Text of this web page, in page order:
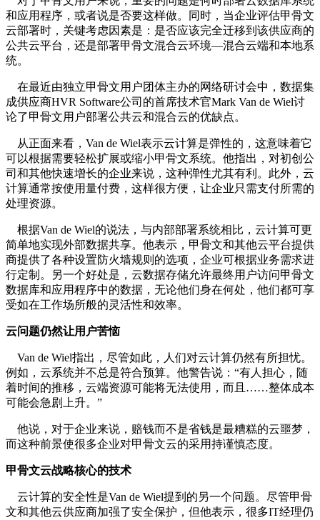
和应用程序，或者说是否要这样做。同时，当企业评估甲骨文
云部署时，关键考虑因素是：是否应该完全迁移到该供应商的
公共云平台，还是部署甲骨文混合云环境—混合云端和本地系
统。
在最近由独立甲骨文用户团体主办的网络研讨会中，数据集
成供应商HVR Software公司的首席技术官Mark Van de Wiel讨
论了甲骨文用户部署公共云和混合云的优缺点。
从正面来看，Van de Wiel表示云计算是弹性的，这意味着它
可以根据需要轻松扩展或缩小甲骨文系统。他指出，对初创公
司和其他快速增长的企业来说，这种弹性尤其有利。此外，云
计算通常按使用量付费，这样很方便，让企业只需支付所需的
处理资源。
根据Van de Wiel的说法，与内部部署系统相比，云计算可更
简单地实现外部数据共享。他表示，甲骨文和其他云平台提供
商提供了各种设置防火墙规则的选项，企业可根据业务需求进
行定制。另一个好处是，云数据存储允许最终用户访问甲骨文
数据库和应用程序中的数据，无论他们身在何处，他们都可享
受如在工作场所般的灵活性和效率。
云问题仍然让用户苦恼
Van de Wiel指出，尽管如此，人们对云计算仍然有所担忧。
例如，云系统并不总是符合预算。他警告说：“有人担心，随
着时间的推移，云端资源可能将无法使用，而且……整体成本
可能会急剧上升。”
他说，对于企业来说，赔钱而不是省钱是最糟糕的云噩梦，
而这种前景使很多企业对甲骨文云的采用持谨慎态度。
甲骨文云战略核心的技术
云计算的安全性是Van de Wiel提到的另一个问题。尽管甲骨
文和其他云供应商加强了安全保护，但他表示，很多IT经理仍